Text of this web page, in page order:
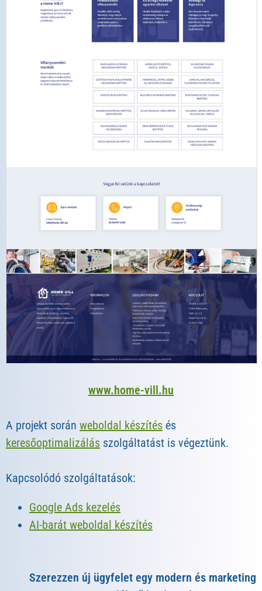
www.home-vill.hu
A projekt során weboldal készítés és
keresőoptimalizálás szolgáltatást is végeztünk.
Kapcsolódó szolgáltatások:
Google Ads kezelés
AI-barát weboldal készítés
Szerezzen új ügyfelet egy modern és marketing